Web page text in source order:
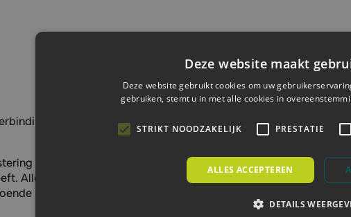
van uw schrikdraad- of koord, gebruik
is het van groot belang dat het draad/ koord
Alleen draden om elkaar heen draaien of aan elkaar
en kan juist zorgen voor veel storingen en
Deze website maakt
Deze website gebruikt cookies om uw
gebruiken, stemt u in met alle cookies in
STRIKT NOODZAKELIJK PRESTATIE
ALLES ACCEPTEREN
DETAILS